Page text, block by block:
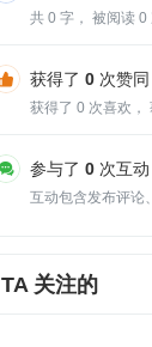
共 0 字， 被阅读 0
获得了 0 次赞同
获得了 0 次喜欢，
参与了 0 次互动
互动包含发布评论
TA 关注的